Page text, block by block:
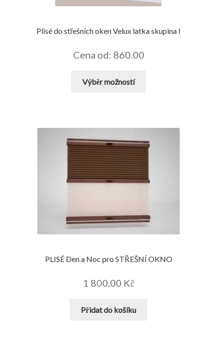
Plisé do střešních oken Velux latka skupina I
Cena od: 860.00
Výběr možností
lze
vybrat
na
stránce
PLISÉ Den a Noc pro STŘEŠNÍ OKNO
1 800,00 Kč
Přidat do košíku